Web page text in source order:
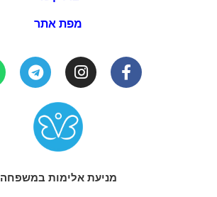
מפת אתר
מניעת אלימות במשפחה